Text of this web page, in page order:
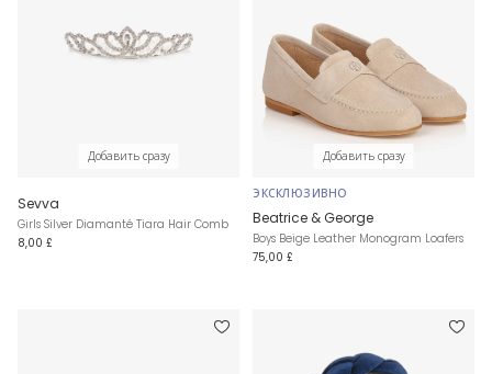
Добавить сразу
Sevva
Girls Silver Diamanté Tiara Hair Comb
8,00 £
Добавить сразу
ЭКСКЛЮЗИВНО
Beatrice & George
Boys Beige Leather Monogram Loafers
75,00 £